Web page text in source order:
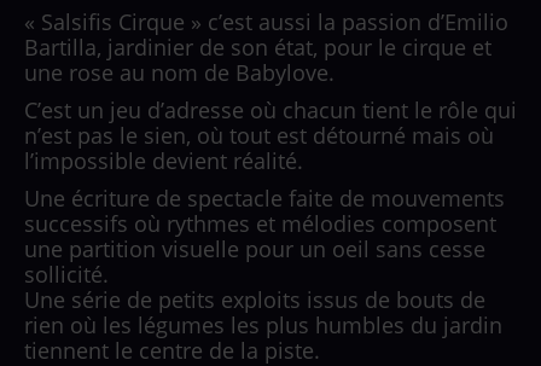
« Salsifis Cirque » c’est aussi la passion d’Emilio
Bartilla, jardinier de son état, pour le cirque et
une rose au nom de Babylove.
C’est un jeu d’adresse où chacun tient le rôle qui
n’est pas le sien, où tout est détourné mais où
l’impossible devient réalité.
Une écriture de spectacle faite de mouvements
successifs où rythmes et mélodies composent
une partition visuelle pour un oeil sans cesse
sollicité.
Une série de petits exploits issus de bouts de
rien où les légumes les plus humbles du jardin
tiennent le centre de la piste.